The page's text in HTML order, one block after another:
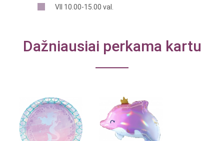
VII 10.00-15.00 val.
Dažniausiai perkama kartu